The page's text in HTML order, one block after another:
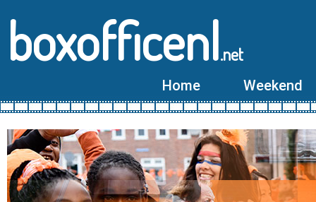
boxofficenl.net
Home Weekend